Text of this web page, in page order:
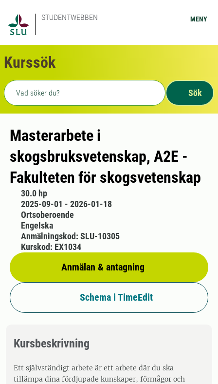
STUDENTWEBBEN MENY
Kurssök
Fritext sökning
Sök
Masterarbete i
skogsbruksvetenskap, A2E -
Fakulteten för skogsvetenskap
30.0 hp
2025-09-01 - 2026-01-18
Ortsoberoende
Engelska
Anmälan & antagning
Anmälningskod: SLU-10305
Kurskod: EX1034
Schema i TimeEdit
Kursbeskrivning
Ett självständigt arbete är ett arbete där du ska
tillämpa dina fördjupade kunskaper, förmågor och